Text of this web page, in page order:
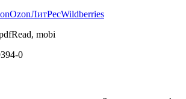
OzonЛитРесWildberries
mobi
0